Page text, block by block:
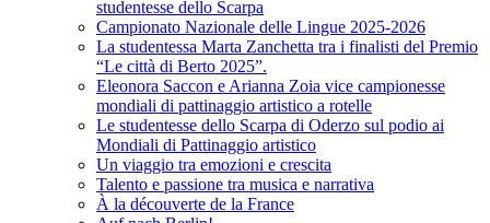
studentesse dello Scarpa
Campionato Nazionale delle Lingue 2025-2026
La studentessa Marta Zanchetta tra i finalisti del Premio
“Le città di Berto 2025”.
Eleonora Saccon e Arianna Zoia vice campionesse
mondiali di pattinaggio artistico a rotelle
Le studentesse dello Scarpa di Oderzo sul podio ai
Mondiali di Pattinaggio artistico
Un viaggio tra emozioni e crescita
Talento e passione tra musica e narrativa
À la découverte de la France